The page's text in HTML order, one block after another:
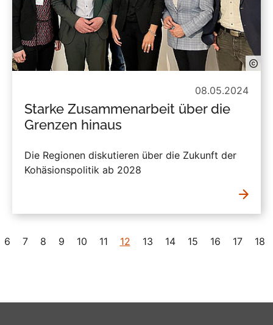
08.05.2024
Starke Zusammenarbeit über die
Grenzen hinaus
Die Regionen diskutieren über die Zukunft der
Kohäsionspolitik ab 2028
6 7 8 9 10 11 12 13 14 15 16 17 18